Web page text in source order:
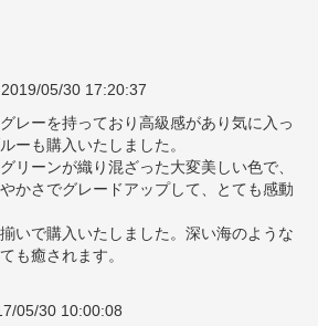
2019/05/30 17:20:37
レーを持っており高級感があり気に入っ
ーも購入いたしました。
リーンが織り混ざった大変美しい色で、
かさでグレードアップして、とても感動
いで購入いたしました。深い海のような
も癒されます。
05/30 10:00:08